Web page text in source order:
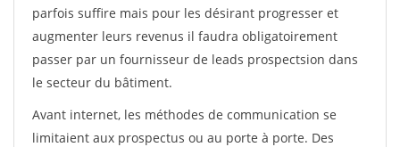
parfois suffire mais pour les désirant progresser et
augmenter leurs revenus il faudra obligatoirement
passer par un fournisseur de leads prospectsion dans
le secteur du bâtiment.
Avant internet, les méthodes de communication se
limitaient aux prospectus ou au porte à porte. Des